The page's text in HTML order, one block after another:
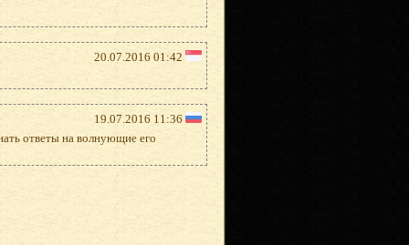
20.07.2016 01:42
19.07.2016 11:36
ответы на волнующие его